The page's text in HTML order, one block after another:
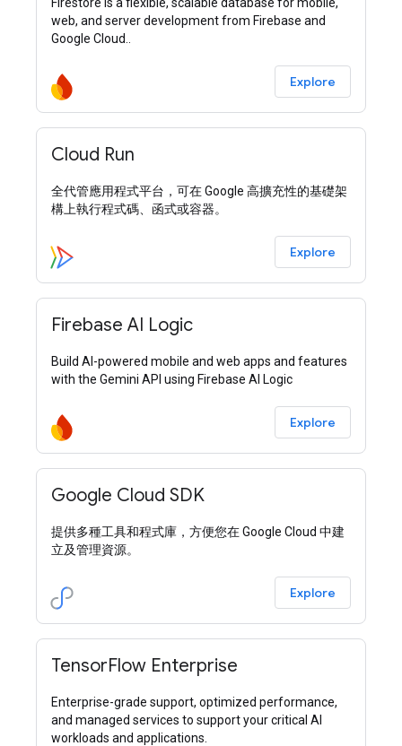
web, and server development from Firebase and
Google Cloud..
Explore
Cloud Run
全代管應用程式平台，可在 Google 高擴充性的基礎架
構上執行程式碼、函式或容器。
Explore
Firebase AI Logic
Build AI-powered mobile and web apps and features
with the Gemini API using Firebase AI Logic
Explore
Google Cloud SDK
提供多種工具和程式庫，方便您在 Google Cloud 中建
立及管理資源。
Explore
TensorFlow Enterprise
Enterprise-grade support, optimized performance,
and managed services to support your critical AI
workloads and applications.